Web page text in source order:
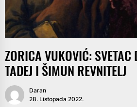
ZORICA VUKOVIĆ:
TADEJ I ŠIMUN REVNITELJ
Daran
28. Listopada 2022.